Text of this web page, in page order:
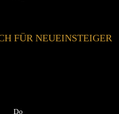
FÜR NEUEINSTEIGER
Do